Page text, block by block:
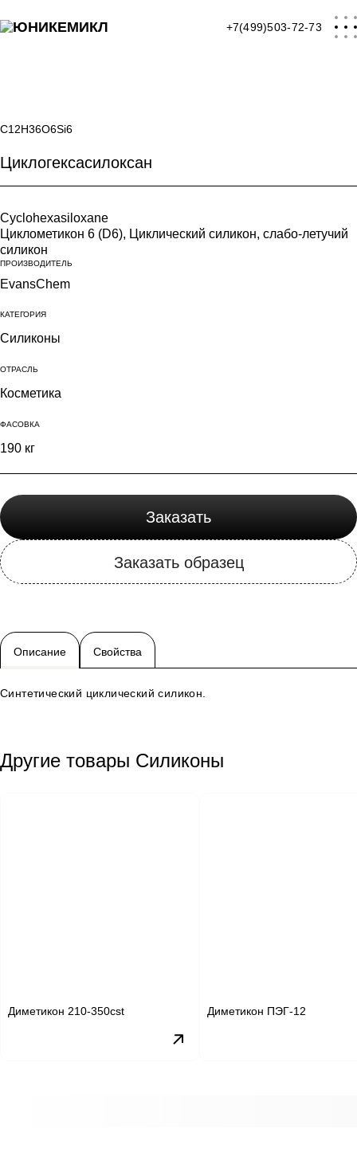
+7(499)503-72-73
C12H36O6Si6
Циклогексасилоксан
Cyclohexasiloxane
Циклометикон 6 (D6), Циклический силикон, слабо-летучий
силикон
ПРОИЗВОДИТЕЛЬ
EvansChem
КАТЕГОРИЯ
Силиконы
ОТРАСЛЬ
Косметика
ФАСОВКА
190 кг
Заказать
Заказать образец
Описание Свойства
Синтетический циклический силикон.
Другие товары Силиконы
Диметикон 210-350cst Диметикон ПЭГ-12
главная
каталог
Жирные кислоты
Жирные спирты
Силиконы
Щелочи
о компании
Доставка и оплата
en ru
+7(499)503-72-73info@unichemicl.ru